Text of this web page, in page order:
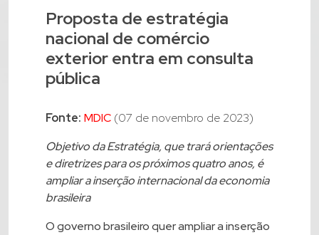
Proposta de estratégia
nacional de comércio
exterior entra em consulta
pública
Fonte: MDIC (07 de novembro de 2023)
Objetivo da Estratégia, que trará orientações
e diretrizes para os próximos quatro anos, é
ampliar a inserção internacional da economia
brasileira
O governo brasileiro quer ampliar a inserção